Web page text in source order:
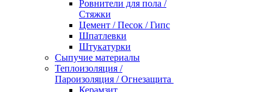
Ровнители для пола /
Стяжки
Цемент / Песок / Гипс
Шпатлевки
Штукатурки
Сыпучие материалы
Теплоизоляция /
Пароизоляция / Огнезащита
Керамзит